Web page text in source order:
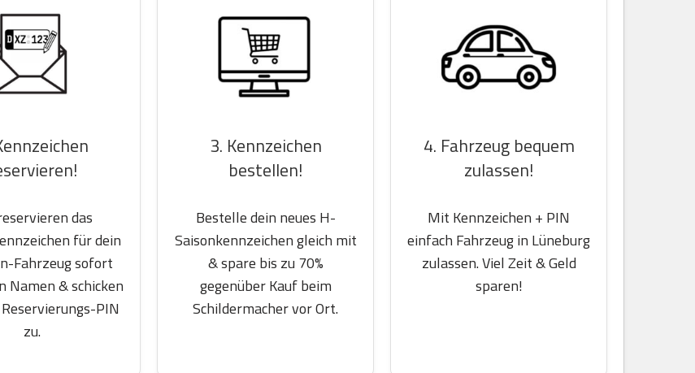
das
für dein
Fahrzeug sofort
Namen & schicken
PIN
zu.
3. Kennzeichen
bestellen!
Bestelle dein neues H-
Saisonkennzeichen gleich mit
& spare bis zu 70%
gegenüber Kauf beim
Schildermacher vor Ort.
4. Fahrzeug bequem
zulassen!
Mit Kennzeichen + PIN
einfach Fahrzeug in Lüneburg
zulassen. Viel Zeit & Geld
sparen!